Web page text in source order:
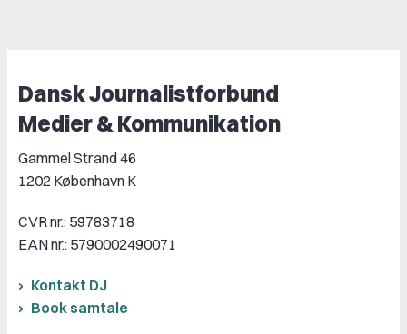
Dansk Journalistforbund
Medier & Kommunikation
Gammel Strand 46
1202 København K
CVR nr.: 59783718
EAN nr.: 5790002490071
Kontakt DJ
Book samtale